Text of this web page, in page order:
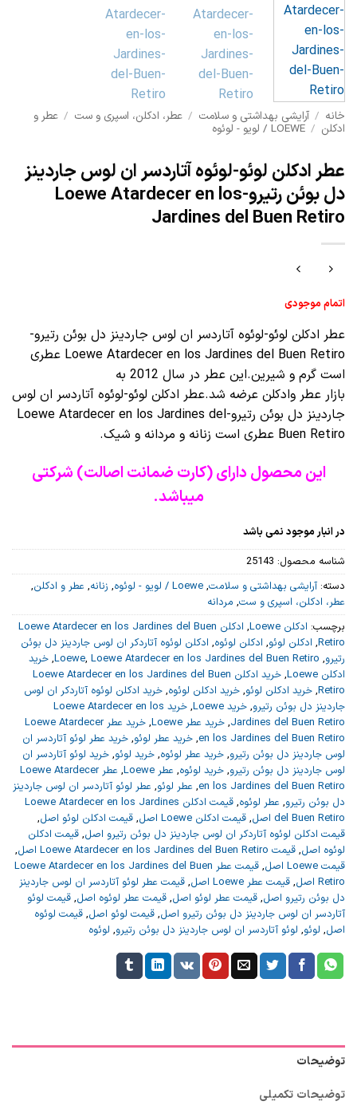
خانه / آرایشی بهداشتی و سلامت / عطر، ادکلن، اسپری و ست / عطر و
ادکلن / LOEWE / لویو - لوئوه
عطر ادکلن لوئو-لوئوه آتاردسر ان لوس جاردینز
دل بوئن رتیرو-Loewe Atardecer en los
Jardines del Buen Retiro
اتمام موجودی
عطر ادکلن لوئو-لوئوه آتاردسر ان لوس جاردینز دل بوئن رتیرو-
Loewe Atardecer en los Jardines del Buen Retiro عطری
است گرم و شیرین.این عطر در سال 2012 به
بازار عطر وادکلن عرضه شد.عطر ادکلن لوئو-لوئوه آتاردسر ان لوس
جاردینز دل بوئن رتیرو-Loewe Atardecer en los Jardines del
Buen Retiro عطری است زنانه و مردانه و شیک.
این محصول دارای (کارت ضمانت اصالت) شرکتی
میباشد.
در انبار موجود نمی باشد
شناسه محصول: 25143
دسته: آرایشی بهداشتی و سلامت, Loewe / لویو - لوئوه , زنانه, عطر و ادکلن,
عطر، ادکلن، اسپری و ست, مردانه
برچسب: ادکلن Loewe ,
ادکلن Loewe Atardecer en los Jardines del Buen
Retiro
, ادکلن لوئو, ادکلن لوئوه, ادکلن لوئوه آتاردکر ان لوس جاردینز دل بوئن
رتیرو,
Loewe, Loewe Atardecer en los Jardines del Buen Retiro
, خرید
ادکلن Loewe
,
خرید ادکلن Loewe Atardecer en los Jardines del Buen
Retiro
, خرید ادکلن لوئو, خرید ادکلن لوئوه, خرید ادکلن لوئوه آتاردکر ان لوس
جاردینز دل بوئن رتیرو, خرید Loewe ,
خرید Loewe Atardecer en los
Jardines del Buen Retiro
, خرید عطر Loewe ,
خرید عطر Loewe Atardecer
en los Jardines del Buen Retiro
, خرید عطر لوئو, خرید عطر لوئو آتاردسر ان
لوس جاردینز دل بوئن رتیرو, خرید عطر لوئوه, خرید لوئو, خرید لوئو آتاردسر ان
لوس جاردینز دل بوئن رتیرو, خرید لوئوه, عطر Loewe ,
عطر Loewe Atardecer
en los Jardines del Buen Retiro
, عطر لوئو, عطر لوئو آتاردسر ان لوس جاردینز
دل بوئن رتیرو, عطر لوئوه,
قیمت ادکلن Loewe Atardecer en los Jardines
del Buen Retiro اصل
, قیمت ادکلن Loewe اصل , قیمت ادکلن لوئو اصل,
قیمت ادکلن لوئوه آتاردکر ان لوس جاردینز دل بوئن رتیرو اصل, قیمت ادکلن
لوئوه اصل, قیمت Loewe Atardecer en los Jardines del Buen Retiro اصل
,
قیمت Loewe اصل
,
قیمت عطر Loewe Atardecer en los Jardines del Buen
Retiro اصل
, قیمت عطر Loewe اصل , قیمت عطر لوئو آتاردسر ان لوس جاردینز
دل بوئن رتیرو اصل, قیمت عطر لوئو اصل, قیمت عطر لوئوه اصل, قیمت لوئو
آتاردسر ان لوس جاردینز دل بوئن رتیرو اصل, قیمت لوئو اصل, قیمت لوئوه
اصل, لوئو, لوئو آتاردسر ان لوس جاردینز دل بوئن رتیرو, لوئوه
توضیحات
توضیحات تکمیلی